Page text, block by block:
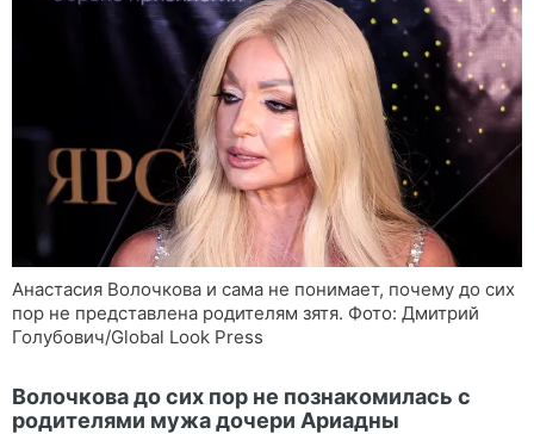
Анастасия Волочкова и сама не понимает, почему до сих
пор не представлена родителям зятя. Фото: Дмитрий
Голубович/Global Look Press
Волочкова до сих пор не познакомилась с
родителями мужа дочери Ариадны